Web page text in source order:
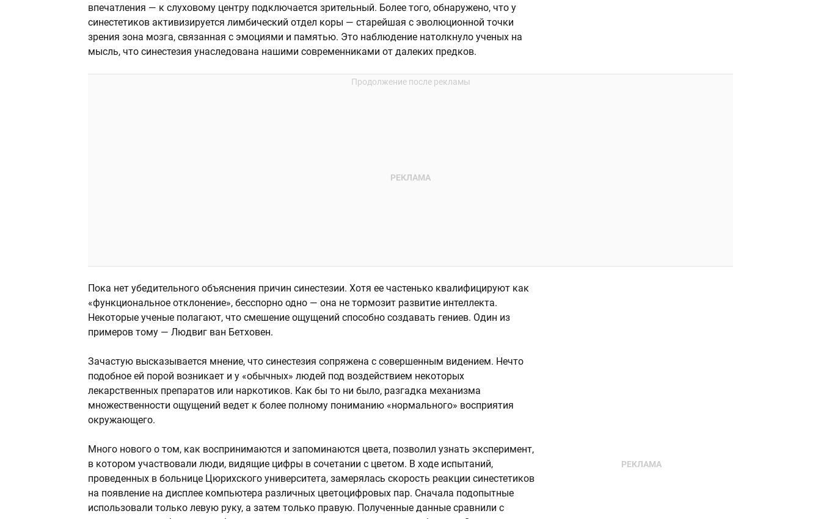
впечатления — к слуховому центру подключается зрительный. Более того, обнаружено, что у
синестетиков активизируется лимбический отдел коры — старейшая с эволюционной точки
зрения зона мозга, связанная с эмоциями и памятью. Это наблюдение натолкнуло ученых на
мысль, что синестезия унаследована нашими современниками от далеких предков.
Пока нет убедительного объяснения причин синестезии. Хотя ее частенько квалифицируют как
«функциональное отклонение», бесспорно одно — она не тормозит развитие интеллекта.
Некоторые ученые полагают, что смешение ощущений способно создавать гениев. Один из
примеров тому — Людвиг ван Бетховен.
Зачастую высказывается мнение, что синестезия сопряжена с совершенным видением. Нечто
подобное ей порой возникает и у «обычных» людей под воздействием некоторых
лекарственных препаратов или наркотиков. Как бы то ни было, разгадка механизма
множественности ощущений ведет к более полному пониманию «нормального» восприятия
окружающего.
Много нового о том, как воспринимаются и запоминаются цвета, позволил узнать эксперимент,
в котором участвовали люди, видящие цифры в сочетании с цветом. В ходе испытаний,
проведенных в больнице Цюрихского университета, замерялась скорость реакции синестетиков
на появление на дисплее компьютера различных цветоцифровых пар. Сначала подопытные
использовали только левую руку, а затем только правую. Полученные данные сравнили с